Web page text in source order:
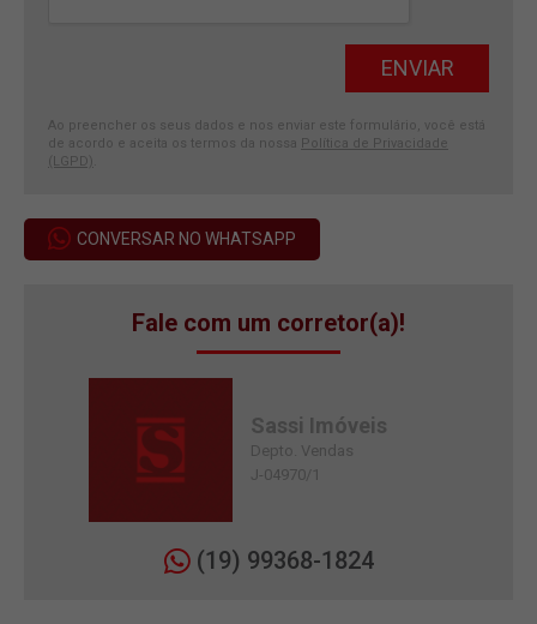
Ao preencher os seus dados e nos enviar este formulário, você está
de acordo e aceita os termos da nossa Política de Privacidade
(LGPD)
CONVERSAR NO WHATSAPP
Fale com um corretor(a)!
Sassi Imóveis
Depto. Vendas
J-04970/1
(19) 99368-1824